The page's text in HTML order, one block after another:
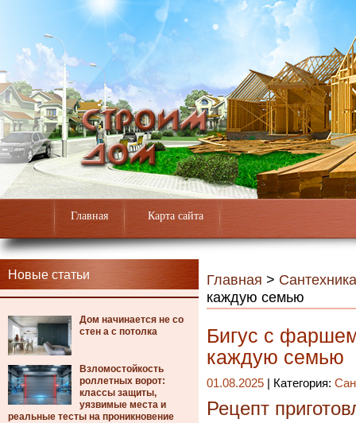
Главная Карта сайта
Новые статьи
Дом начинается не со
стен а с потолка
Взломостойкость
роллетных ворот:
классы защиты,
уязвимые места и
реальные тесты на проникновение
Главная > Сантехника
каждую семью
Бигус с
каждую семью
01.08.2025 | Категория:
Рецепт